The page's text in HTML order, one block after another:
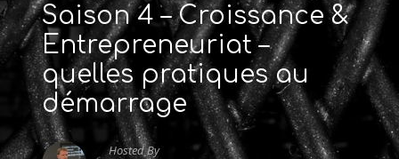
Saison 4 – Croissance &
Entrepreneuriat –
quelles pratiques au
démarrage
Hosted By